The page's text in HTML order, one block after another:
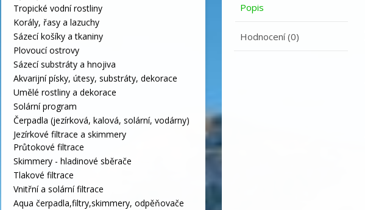
Popis
Hodnocení (0)
Tropické vodní rostliny
Korály, řasy a lazuchy
Sázecí košíky a tkaniny
Plovoucí ostrovy
Sázecí substráty a hnojiva
Akvarijní písky, útesy, substráty, dekorace
Umělé rostliny a dekorace
Solární program
Čerpadla (jezírková, kalová, solární, vodárny)
Jezírkové filtrace a skimmery
Průtokové filtrace
Skimmery - hladinové sběrače
Tlakové filtrace
Vnitřní a solární filtrace
Aqua čerpadla,filtry,skimmery, odpěňovače